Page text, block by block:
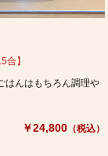
合】
はんはもちろん調理や
￥24,800（税込）